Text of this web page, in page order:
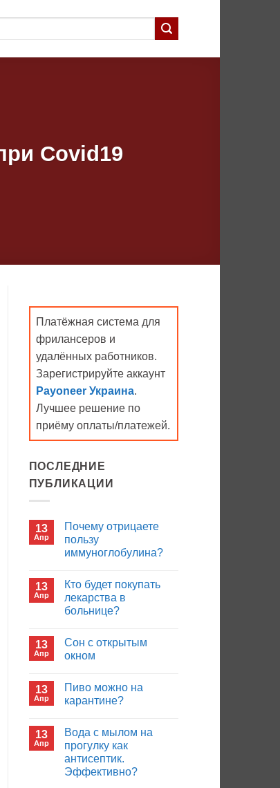
Covid19
Платёжная система для
фрилансеров и
удалённых работников.
Зарегистрируйте аккаунт
Payoneer Украина.
Лучшее решение по
приёму оплаты/платежей.
ПОСЛЕДНИЕ
ПУБЛИКАЦИИ
13
Апр
Почему отрицаете
пользу
иммуноглобулина?
записи
Почему
отрицаете
пользу
13
Апр
Кто будет покупать
лекарства в
больнице?
записи
Кто
будет
больнице?
13
Апр
Сон с открытым
окном
записи
Сон
с
13
Апр
Пиво можно на
карантине?
записи
Пиво
можно
на
карантине?
13
Апр
Вода с мылом на
прогулку как
антисептик.
Эффективно?